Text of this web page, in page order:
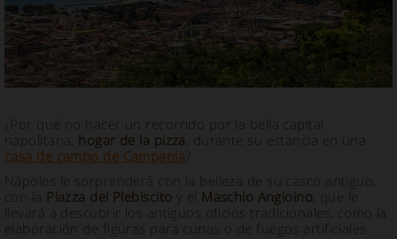
¿Por qué no hacer un recorrido por la bella capital
napolitana, hogar de la pizza, durante su estancia en una
casa de campo de Campania?
Nápoles le sorprenderá con la belleza de su casco antiguo,
con la Piazza del Plebiscito y el Maschio Angioino, que le
llevará a descubrir los antiguos oficios tradicionales, como la
elaboración de figuras para cunas o de fuegos artificiales.